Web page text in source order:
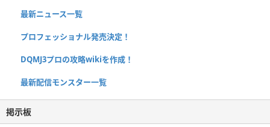
最新ニュース一覧
プロフェッショナル発売決定！
DQMJ3プロの攻略wikiを作成！
最新配信モンスター一覧
掲示板